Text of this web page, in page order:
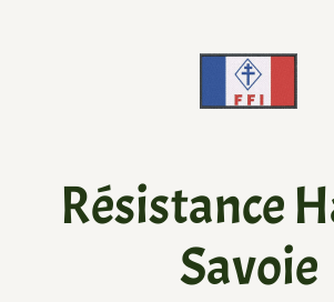
Résistance
Savoie